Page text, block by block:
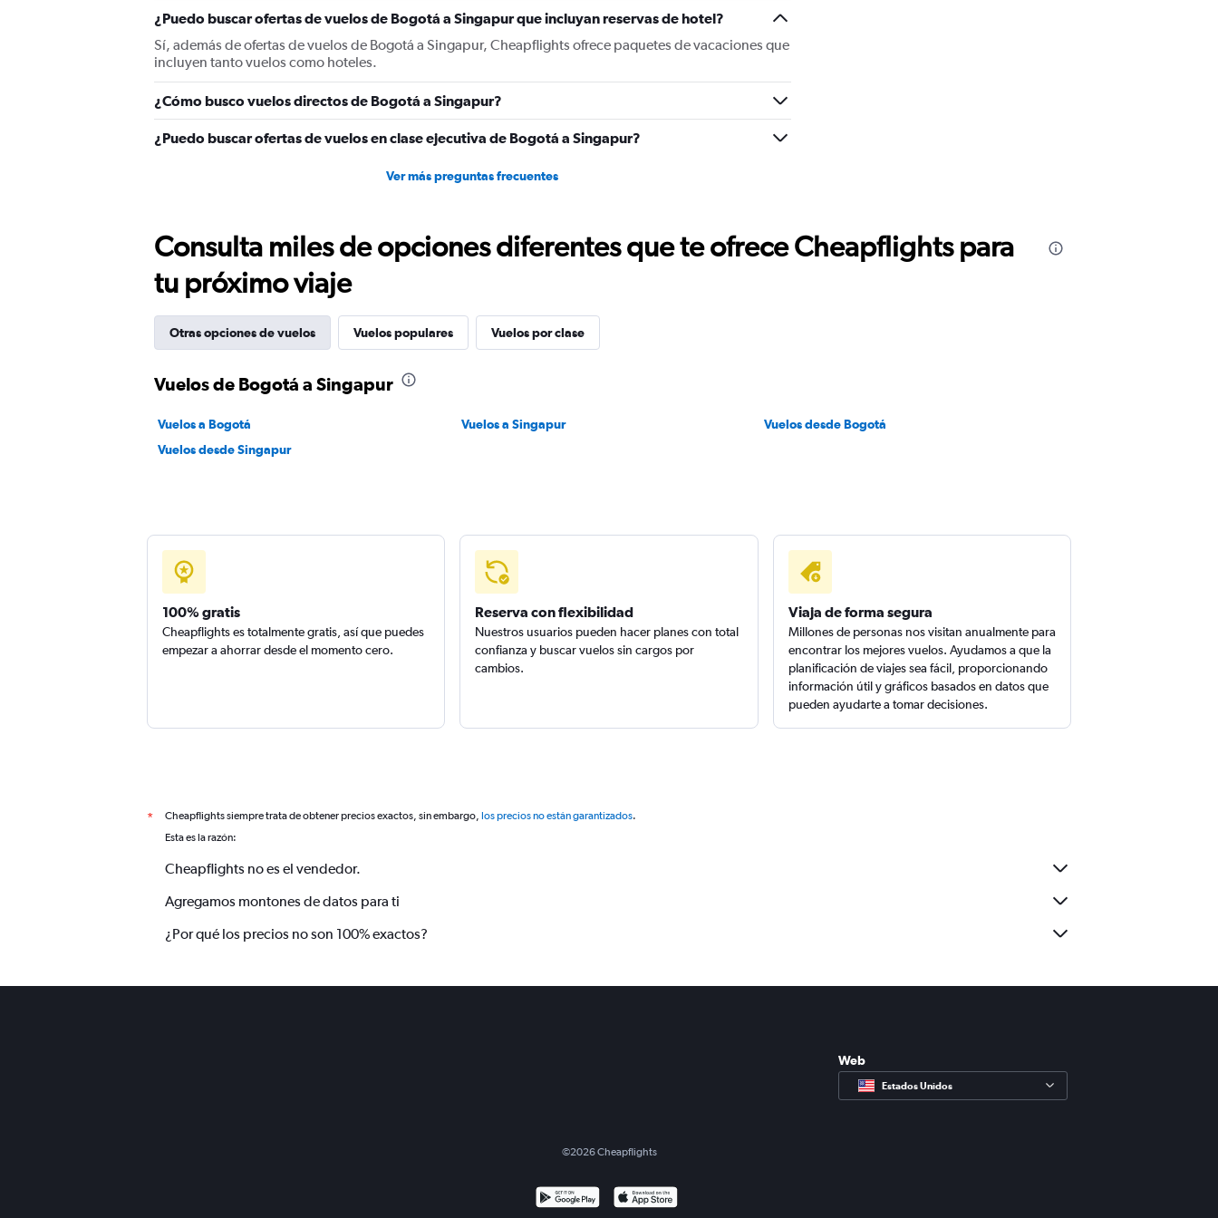
displaying
Range:
0
to
3000.
axis
displaying
values.
0
3000.
¿Puedo buscar ofertas de vuelos de Bogotá a Singapur que incluyan reservas de hotel?
Sí, además de ofertas de vuelos de Bogotá a Singapur, Cheapflights ofrece paquetes de vacaciones que
incluyen tanto vuelos como hoteles.
¿Cómo busco vuelos directos de Bogotá a Singapur?
¿Puedo buscar ofertas de vuelos en clase ejecutiva de Bogotá a Singapur?
Ver más preguntas frecuentes
Consulta miles de opciones diferentes que te ofrece Cheapflights para
tu próximo viaje
Otras opciones de vuelos Vuelos populares Vuelos por clase
Vuelos de Bogotá a Singapur
Vuelos a Bogotá Vuelos a Singapur
Vuelos desde Bogotá
Vuelos desde Singapur
100% gratis
Cheapflights es totalmente gratis, así que puedes
empezar a ahorrar desde el momento cero.
Reserva con flexibilidad
Nuestros usuarios pueden hacer planes con total
confianza y buscar vuelos sin cargos por
cambios.
Viaja de forma segura
Millones de personas nos visitan anualmente para
encontrar los mejores vuelos. Ayudamos a que la
planificación de viajes sea fácil, proporcionando
información útil y gráficos basados en datos que
pueden ayudarte a tomar decisiones.
* Cheapflights siempre trata de obtener precios exactos, sin embargo, los precios no están garantizados.
Esta es la razón:
Cheapflights no es el vendedor.
Agregamos montones de datos para ti
¿Por qué los precios no son 100% exactos?
Web
Estados Unidos
©2026Cheapflights